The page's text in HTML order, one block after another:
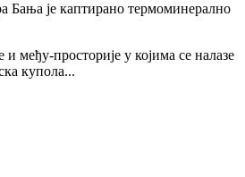
Бања је каптирано термоминерално
међу-просторије у којима се налазе
купола...